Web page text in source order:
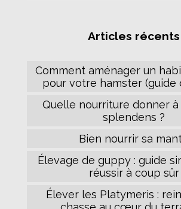
Articles récents
Comment aménager un
pour votre hamster (guide
Quelle nourriture donner
splendens ?
Bien nourrir sa
Élevage de guppy : guide
réussir à coup sûr
Élever les Platymeris :